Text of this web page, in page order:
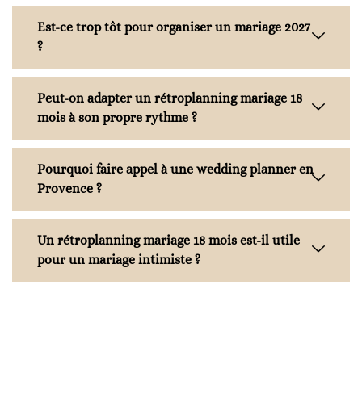
Est-ce trop tôt pour organiser un mariage 2027
?
Peut-on adapter un rétroplanning mariage 18
mois à son propre rythme ?
Pourquoi faire appel à une wedding planner en
Provence ?
Un rétroplanning mariage 18 mois est-il utile
pour un mariage intimiste ?